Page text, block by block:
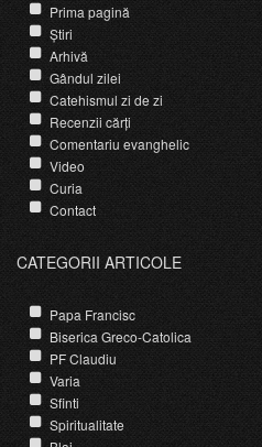
Prima pagină
Știri
Arhivă
Gândul zilei
Catehismul zi de zi
Recenzii cărți
Comentariu evanghelic
Video
Curia
Contact
CATEGORII ARTICOLE
Papa Francisc
Biserica Greco-Catolica
PF Claudiu
Varia
Sfinti
Spiritualitate